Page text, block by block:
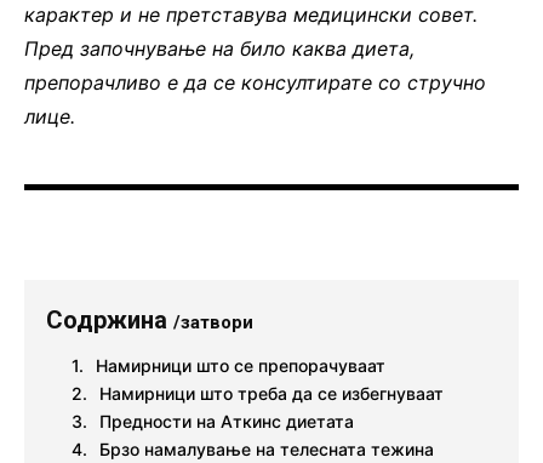
карактер и не претставува медицински совет.
Пред започнување на било каква диета,
препорачливо е да се консултирате со стручно
лице.
Содржина /затвори
Намирници што се препорачуваат
Намирници што треба да се избегнуваат
Предности на Аткинс диетата
Брзо намалување на телесната тежина